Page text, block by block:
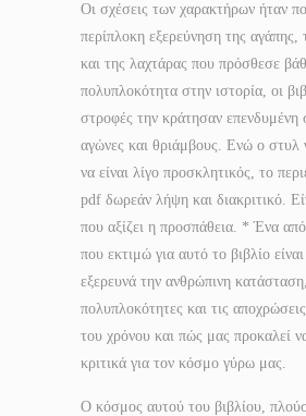
Οι σχέσεις των χαρακτήρων ήταν
περίπλοκη εξερεύνηση της αγάπης,
και της λαχτάρας που πρόσθεσε
πολυπλοκότητα στην ιστορία, οι
στροφές την κράτησαν επενδυμένη
αγώνες και θριάμβους. Ενώ ο στυλ
να είναι λίγο προσκλητικός, το
pdf δωρεάν λήψη και διακριτικό.
που αξίζει η προσπάθεια. * Ένα
που εκτιμώ για αυτό το βιβλίο
εξερευνά την ανθρώπινη
πολυπλοκότητες και τις
του χρόνου και πώς μας προκαλεί
κριτικά για τον κόσμο γύρω μας.
Ο κόσμος αυτού του βιβλίου,